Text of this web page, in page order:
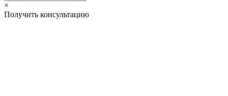
×
Получить консультацию